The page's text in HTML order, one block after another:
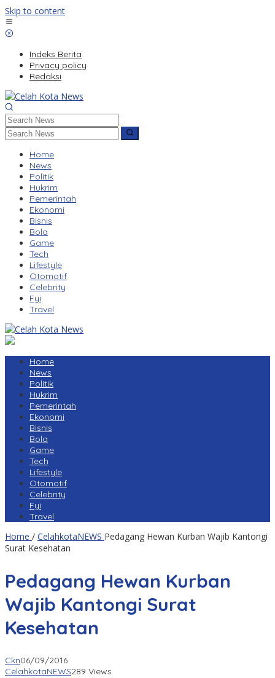
Skip to content
Indeks Berita
Privacy policy
Redaksi
Home
News
Politik
Hukrim
Pemerintah
Ekonomi
Bisnis
Bola
Game
Tech
Lifestyle
Otomotif
Celebrity
Fyi
Travel
Home
News
Politik
Hukrim
Pemerintah
Ekonomi
Bisnis
Bola
Game
Tech
Lifestyle
Otomotif
Celebrity
Fyi
Travel
Home / CelahkotaNEWS Pedagang Hewan Kurban Wajib Kantongi
Surat Kesehatan
Pedagang Hewan Kurban
Wajib Kantongi Surat
Kesehatan
Ckn06/09/2016
CelahkotaNEWS289 Views